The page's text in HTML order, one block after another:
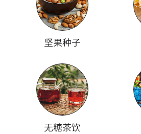
坚果种子
无糖茶饮